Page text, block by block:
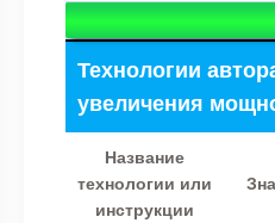
Технологии
увеличения
Название
технологии или
инструкции